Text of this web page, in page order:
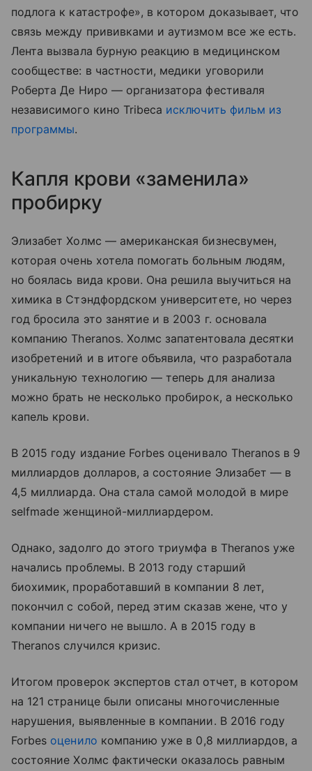
подлога к катастрофе», в котором доказывает, что
связь между прививками и аутизмом все же есть.
Лента вызвала бурную реакцию в медицинском
сообществе: в частности, медики уговорили
Роберта Де Ниро — организатора фестиваля
независимого кино Tribeca исключить фильм из
программы.
Капля крови «заменила»
пробирку
Элизабет Холмс — американская бизнесвумен,
которая очень хотела помогать больным людям,
но боялась вида крови. Она решила выучиться на
химика в Стэндфордском университете, но через
год бросила это занятие и в 2003 г. основала
компанию Theranos. Холмс запатентовала десятки
изобретений и в итоге объявила, что разработала
уникальную технологию — теперь для анализа
можно брать не несколько пробирок, а несколько
капель крови.
В 2015 году издание Forbes оценивало Theranos в 9
миллиардов долларов, а состояние Элизабет — в
4,5 миллиарда. Она стала самой молодой в мире
selfmade женщиной-миллиардером.
Однако, задолго до этого триумфа в Theranos уже
начались проблемы. В 2013 году старший
биохимик, проработавший в компании 8 лет,
покончил с собой, перед этим сказав жене, что у
компании ничего не вышло. А в 2015 году в
Theranos случился кризис.
Итогом проверок экспертов стал отчет, в котором
на 121 странице были описаны многочисленные
нарушения, выявленные в компании. В 2016 году
Forbes оценило компанию уже в 0,8 миллиардов, а
состояние Холмс фактически оказалось равным